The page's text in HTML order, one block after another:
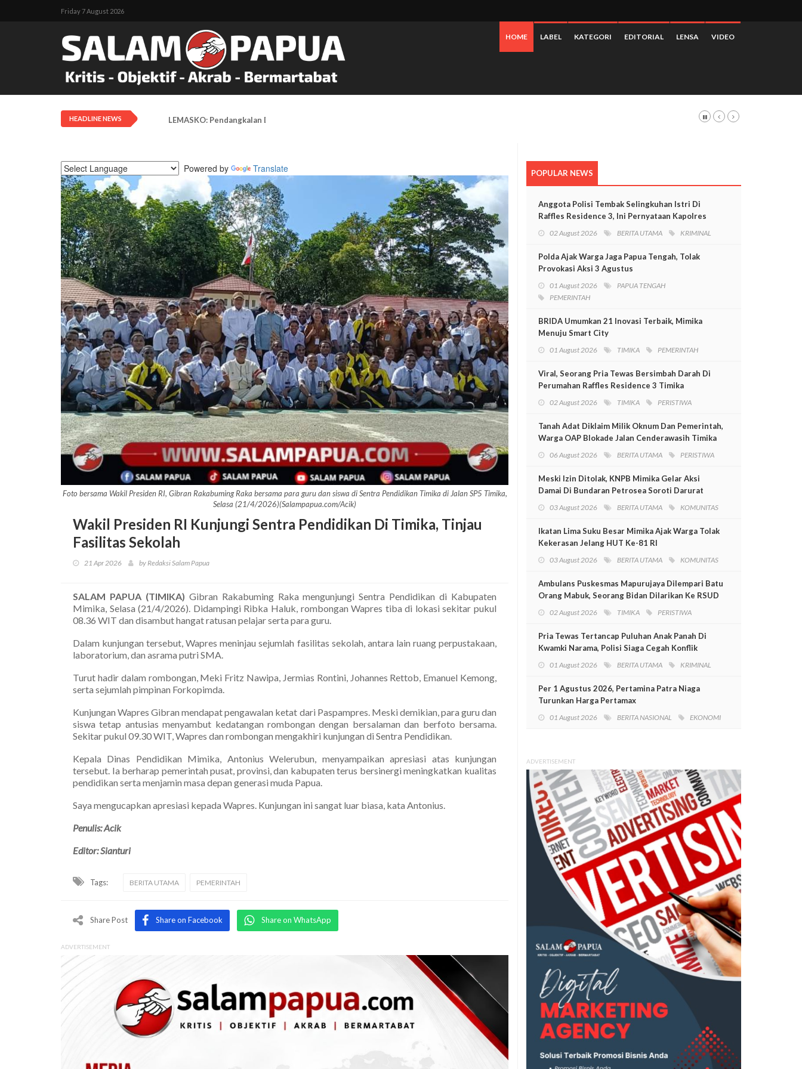
Friday 7 August 2026
HOME LABEL KATEGORI EDITORIAL LENSA VIDEO
HEADLINE NEWS LEMASKO: Pendangkalan Di Pesisir Mimika Bukan Semata Akibat Tailing Freeport
Powered by Translate
Foto bersama Wakil Presiden RI, Gibran Rakabuming Raka bersama para guru dan siswa di Sentra Pendidikan Timika di Jalan SP5 Timika,
Selasa (21/4/2026)(Salampapua.com/Acik)
Wakil Presiden RI Kunjungi Sentra Pendidikan Di Timika, Tinjau
Fasilitas Sekolah
21 Apr 2026 by Redaksi Salam Papua
SALAM PAPUA (TIMIKA) Gibran Rakabuming Raka mengunjungi Sentra Pendidikan di Kabupaten
Mimika, Selasa (21/4/2026). Didampingi Ribka Haluk, rombongan Wapres tiba di lokasi sekitar pukul
08.36 WIT dan disambut hangat ratusan pelajar serta para guru.
Dalam kunjungan tersebut, Wapres meninjau sejumlah fasilitas sekolah, antara lain ruang perpustakaan,
laboratorium, dan asrama putri SMA.
Turut hadir dalam rombongan, Meki Fritz Nawipa, Jermias Rontini, Johannes Rettob, Emanuel Kemong,
serta sejumlah pimpinan Forkopimda.
Kunjungan Wapres Gibran mendapat pengawalan ketat dari Paspampres. Meski demikian, para guru dan
siswa tetap antusias menyambut kedatangan rombongan dengan bersalaman dan berfoto bersama.
Sekitar pukul 09.30 WIT, Wapres dan rombongan mengakhiri kunjungan di Sentra Pendidikan.
Kepala Dinas Pendidikan Mimika, Antonius Welerubun, menyampaikan apresiasi atas kunjungan
tersebut. Ia berharap pemerintah pusat, provinsi, dan kabupaten terus bersinergi meningkatkan kualitas
pendidikan serta menjamin masa depan generasi muda Papua.
Saya mengucapkan apresiasi kepada Wapres. Kunjungan ini sangat luar biasa, kata Antonius.
Penulis: Acik
Editor: Sianturi
Tags: BERITA UTAMA PEMERINTAH
Share Post Share on Facebook Share on WhatsApp
ADVERTISEMENT
POPULAR NEWS
Anggota Polisi Tembak Selingkuhan Istri Di
Raffles Residence 3, Ini Pernyataan Kapolres
02 August 2026 BERITA UTAMA KRIMINAL
Polda Ajak Warga Jaga Papua Tengah, Tolak
Provokasi Aksi 3 Agustus
01 August 2026
PAPUA TENGAH
PEMERINTAH
BRIDA Umumkan 21 Inovasi Terbaik, Mimika
Menuju Smart City
01 August 2026 TIMIKA PEMERINTAH
Viral, Seorang Pria Tewas Bersimbah Darah Di
Perumahan Raffles Residence 3 Timika
02 August 2026 TIMIKA PERISTIWA
Tanah Adat Diklaim Milik Oknum Dan Pemerintah,
Warga OAP Blokade Jalan Cenderawasih Timika
06 August 2026 BERITA UTAMA PERISTIWA
Meski Izin Ditolak, KNPB Mimika Gelar Aksi
Damai Di Bundaran Petrosea Soroti Darurat
03 August 2026 BERITA UTAMA KOMUNITAS
Ikatan Lima Suku Besar Mimika Ajak Warga Tolak
Kekerasan Jelang HUT Ke-81 RI
03 August 2026 BERITA UTAMA KOMUNITAS
Ambulans Puskesmas Mapurujaya Dilempari Batu
Orang Mabuk, Seorang Bidan Dilarikan Ke RSUD
02 August 2026 TIMIKA PERISTIWA
Pria Tewas Tertancap Puluhan Anak Panah Di
Kwamki Narama, Polisi Siaga Cegah Konflik
01 August 2026 BERITA UTAMA KRIMINAL
Per 1 Agustus 2026, Pertamina Patra Niaga
Turunkan Harga Pertamax
01 August 2026 BERITA NASIONAL EKONOMI
ADVERTISEMENT